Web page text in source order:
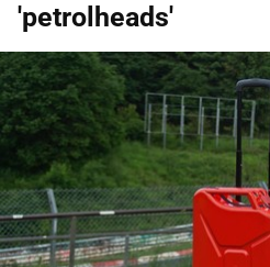
'petrolheads'